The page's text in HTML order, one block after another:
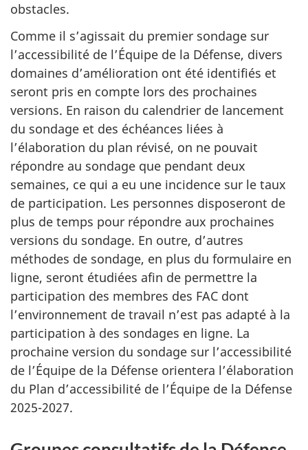
obstacles.
Comme il s’agissait du premier sondage sur
l’accessibilité de l’Équipe de la Défense, divers
domaines d’amélioration ont été identifiés et
seront pris en compte lors des prochaines
versions. En raison du calendrier de lancement
du sondage et des échéances liées à
l’élaboration du plan révisé, on ne pouvait
répondre au sondage que pendant deux
semaines, ce qui a eu une incidence sur le taux
de participation. Les personnes disposeront de
plus de temps pour répondre aux prochaines
versions du sondage. En outre, d’autres
méthodes de sondage, en plus du formulaire en
ligne, seront étudiées afin de permettre la
participation des membres des FAC dont
l’environnement de travail n’est pas adapté à la
participation à des sondages en ligne. La
prochaine version du sondage sur l’accessibilité
de l’Équipe de la Défense orientera l’élaboration
du Plan d’accessibilité de l’Équipe de la Défense
2025-2027.